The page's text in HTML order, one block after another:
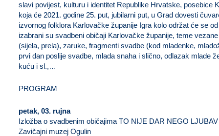
slavi povijest, kulturu i identitet Republike Hrvatske, posebice
koja će 2021. godine 25. put, jubilarni put, u Grad dovesti
izvornog folklora Karlovačke županije Igra kolo održat će se
izabrani su svadbeni običaji Karlovačke županije, teme
(sijela, prela), zaruke, fragmenti svadbe (kod mladenke,
prvi dan poslije svadbe, mlada snaha i slično, odlazak mlade
kuću i sl.,…
PROGRAM
petak, 03. rujna
Izložba o svadbenim običajima TO NIJE DAR NEGO LJUBAV
Zavičajni muzej Ogulin